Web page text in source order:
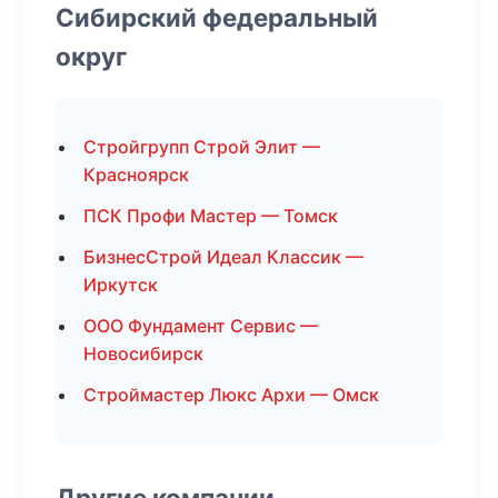
Сибирский федеральный
округ
Стройгрупп Строй Элит —
Красноярск
ПСК Профи Мастер — Томск
БизнесСтрой Идеал Классик —
Иркутск
ООО Фундамент Сервис —
Новосибирск
Строймастер Люкс Архи — Омск